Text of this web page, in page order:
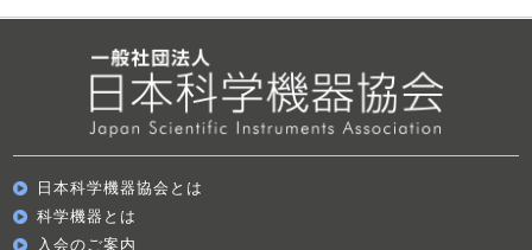
日本科学機器協会とは
科学機器とは
入会のご案内